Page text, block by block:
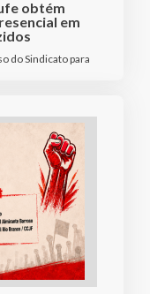
obtém
em
do Sindicato para